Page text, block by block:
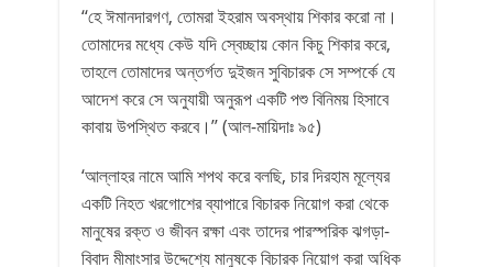
‘‘হে ঈমানদারগণ, তোমরা ইহরাম অবস্থায় শিকার করো না।
তোমাদের মধ্যে কেউ যদি স্বেচ্ছায় কোন কিচু শিকার করে,
তাহলে তোমাদের অন্তর্গত দুইজন সুবিচারক সে সম্পর্কে যে
আদেশ করে সে অনুযায়ী অনুরূপ একটি পশু বিনিময় হিসাবে
কাবায় উপস্থিত করবে।’’ (আল-মায়িদাঃ ৯৫)
‘আল্লাহর নামে আমি শপথ করে বলছি, চার দিরহাম মূল্যের
একটি নিহত খরগোশের ব্যাপারে বিচারক নিয়োগ করা থেকে
মানুষের রক্ত ও জীবন রক্ষা এবং তাদের পারস্পরিক ঝগড়া-
বিবাদ মীমাংসার উদ্দেশ্যে মানুষকে বিচারক নিয়োগ করা অধিক